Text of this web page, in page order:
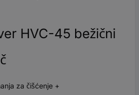
HVC-45 bežični
za čišćenje +